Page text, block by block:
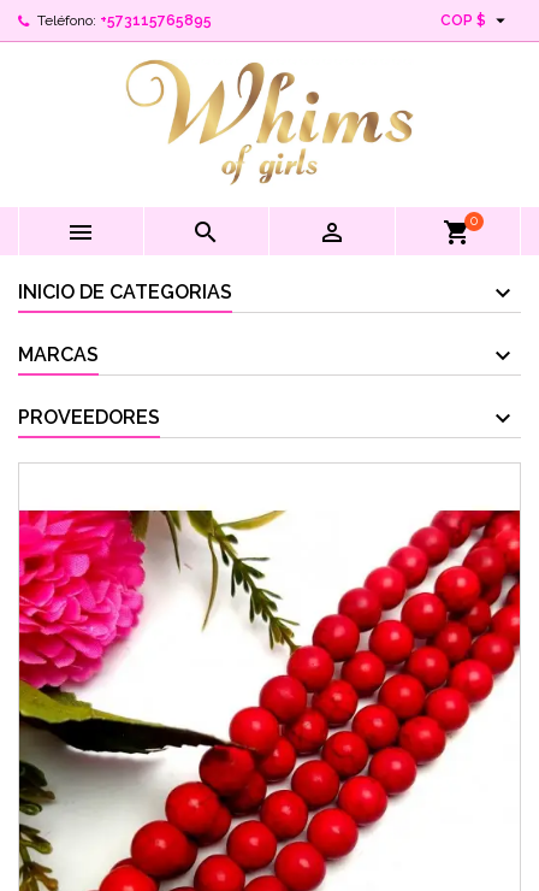
Teléfono: +573115765895 COP $ 
   shopping_cart0
INICIO DE CATEGORIAS
MARCAS
PROVEEDORES